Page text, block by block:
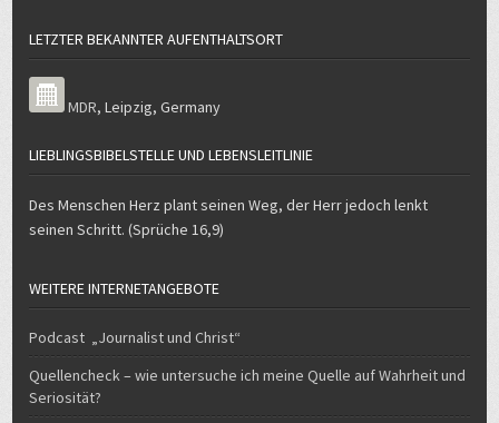
LETZTER BEKANNTER AUFENTHALTSORT
MDR,Leipzig,Germany
LIEBLINGSBIBELSTELLE UND LEBENSLEITLINIE
Des Menschen Herz plant seinen Weg, der Herr jedoch lenkt
seinen Schritt. (Sprüche 16,9)
WEITERE INTERNETANGEBOTE
Podcast „Journalist und Christ“
Quellencheck – wie untersuche ich meine Quelle auf Wahrheit und
Seriosität?